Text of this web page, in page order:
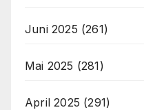
Juni 2025 (261)
Mai 2025 (281)
April 2025 (291)